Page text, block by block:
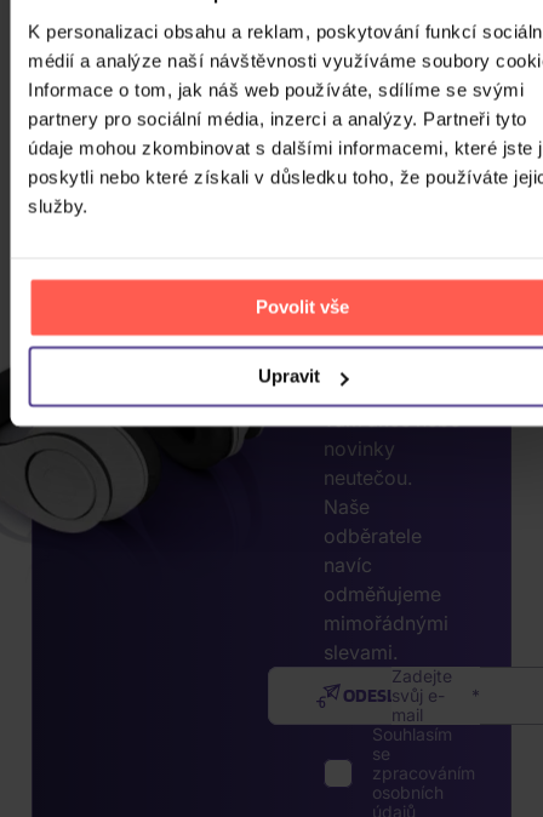
K personalizaci obsahu a reklam, poskytování funkcí
médií a analýze naší návštěvnosti využíváme soubory
Informace o tom, jak náš web používáte, sdílíme se svými
partnery pro sociální média, inzerci a analýzy. Partneři tyto
údaje mohou zkombinovat s dalšími informacemi, které jste
poskytli nebo které získali v důsledku toho, že používáte
služby.
Povolit vše
Upravit
CHCETE
JEŠTĚ
VÍCE
E-MAIL.
Přihlaste se k
newsletteru, ať
vám akce nebo
novinky
neutečou.
Naše
odběratele
navíc
odměňujeme
mimořádnými
slevami.
Zadejte
svůj e-
mail
ODESLAT
Souhlasím
se
zpracováním
osobních
údajů